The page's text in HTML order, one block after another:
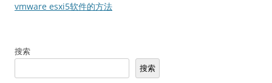
章
vmware esxi5软件的方法
搜索
搜索